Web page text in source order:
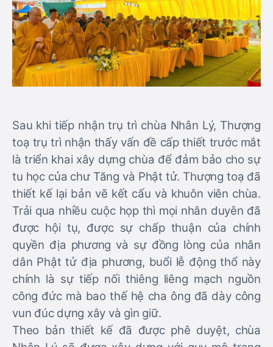
Sau khi tiếp nhận trụ trì chùa Nhân Lý, Thượng
toạ trụ trì nhận thấy vấn đề cấp thiết trước mắt
là triển khai xây dựng chùa để đảm bảo cho sự
tu học của chư Tăng và Phật tử. Thượng toạ đã
thiết kế lại bản vẽ kết cấu và khuôn viên chùa.
Trải qua nhiều cuộc họp thì mọi nhân duyên đã
được hội tụ, được sự chấp thuận của chính
quyền địa phương và sự đồng lòng của nhân
dân Phật tử địa phương, buổi lễ động thổ này
chính là sự tiếp nối thiêng liêng mạch nguồn
công đức mà bao thế hệ cha ông đã dày công
vun đúc dựng xây và gìn giữ.
Theo bản thiết kế đã được phê duyệt, chùa